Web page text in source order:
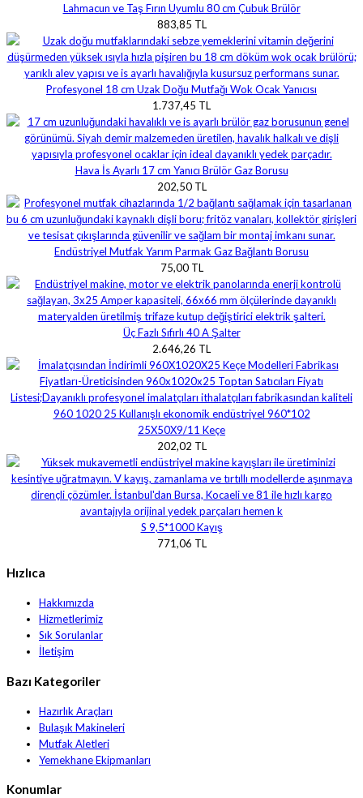
Lahmacun ve Taş Fırın Uyumlu 80 cm Çubuk Brülör
883,85 TL
Profesyonel 18 cm Uzak Doğu Mutfağı Wok Ocak Yanıcısı
1.737,45 TL
Hava İs Ayarlı 17 cm Yanıcı Brülör Gaz Borusu
202,50 TL
Endüstriyel Mutfak Yarım Parmak Gaz Bağlantı Borusu
75,00 TL
Üç Fazlı Sıfırlı 40 A Şalter
2.646,26 TL
25X50X9/11 Keçe
202,02 TL
S 9,5*1000 Kayış
771,06 TL
Hızlıca
Hakkımızda
Hizmetlerimiz
Sık Sorulanlar
İletişim
Bazı Kategoriler
Hazırlık Araçları
Bulaşık Makineleri
Mutfak Aletleri
Yemekhane Ekipmanları
Konumlar